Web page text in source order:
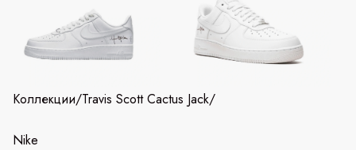
Коллекции/Travis Scott Cactus Jack/
Nike